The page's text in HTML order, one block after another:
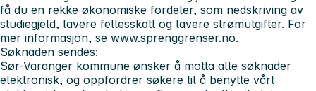
få du en rekke økonomiske fordeler, som nedskriving av
studiegjeld, lavere fellesskatt og lavere strømutgifter. For
mer informasjon, se www.sprenggrenser.no.
Søknaden sendes:
Sør-Varanger kommune ønsker å motta alle søknader
elektronisk, og oppfordrer søkere til å benytte vårt